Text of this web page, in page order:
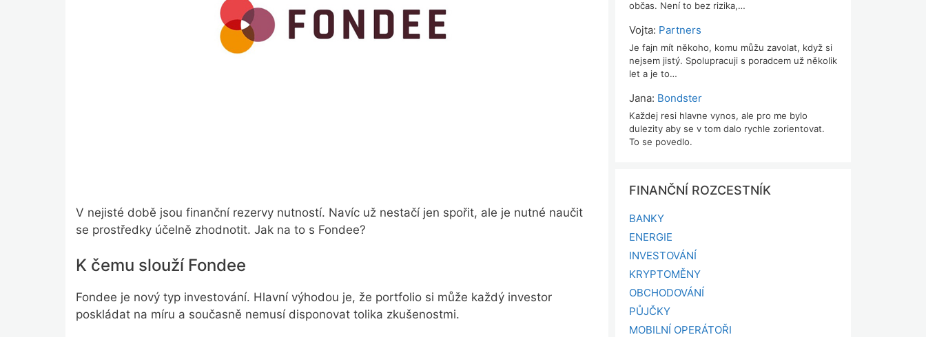
V nejisté době jsou finanční rezervy nutností. Navíc už nestačí jen spořit, ale je nutné naučit
se prostředky účelně zhodnotit. Jak na to s Fondee?
K čemu slouží Fondee
Fondee je nový typ investování. Hlavní výhodou je, že portfolio si může každý investor
poskládat na míru a současně nemusí disponovat tolika zkušenostmi.
občas. Není to bez rizika,…
Vojta: Partners
Je fajn mít někoho, komu můžu zavolat, když si
nejsem jistý. Spolupracuji s poradcem už několik
let a je to…
Jana: Bondster
Každej resi hlavne vynos, ale pro me bylo
dulezity aby se v tom dalo rychle zorientovat.
To se povedlo.
FINANČNÍ ROZCESTNÍK
BANKY
ENERGIE
INVESTOVÁNÍ
KRYPTOMĚNY
OBCHODOVÁNÍ
PŮJČKY
MOBILNÍ OPERÁTOŘI